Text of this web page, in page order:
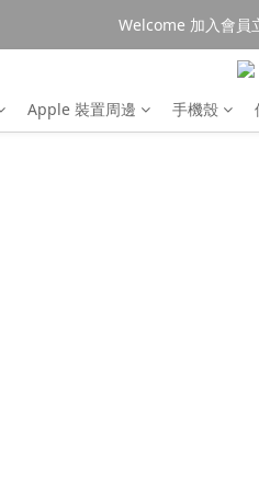
消費$490
Welcome 加入會員
消費$490超
Apple 裝置周邊
手機殼